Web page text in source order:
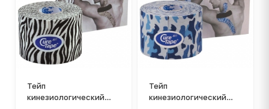
Тейп
кинезиологический
Тейп
кинезиологический